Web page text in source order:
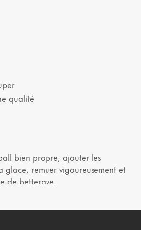
qualité
bien propre, ajouter les
glace, remuer vigoureusement et
de betterave.